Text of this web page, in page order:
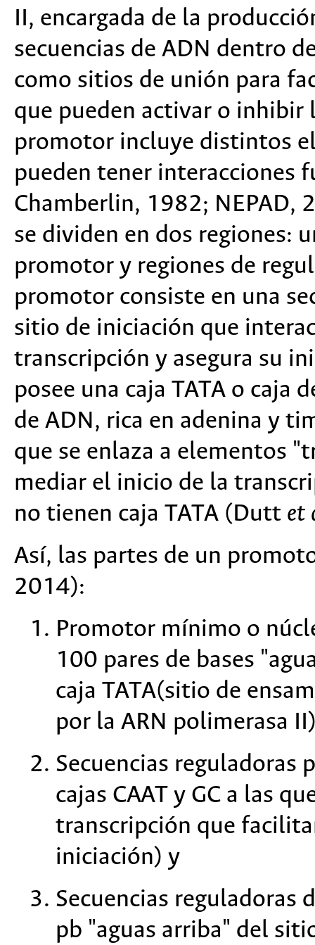
II, encargada de la
secuencias de ADN dentro
como sitios de unión para
que pueden activar o inhibir
promotor incluye distintos
pueden tener interacciones
Chamberlin, 1982; NEPAD,
se dividen en dos regiones:
promotor y regiones de
promotor consiste en una
sitio de iniciación que
transcripción y asegura su
posee una caja TATA o caja
de ADN, rica en adenina y
que se enlaza a elementos
mediar el inicio de la
no tienen caja TATA (Dutt et
Así, las partes de un
2014):
Promotor mínimo o
100 pares de bases
caja TATA(sitio de
por la ARN polimerasa
Secuencias
cajas CAAT y GC a las
transcripción que
iniciación) y
Secuencias reguladoras
pb "aguas arriba" del